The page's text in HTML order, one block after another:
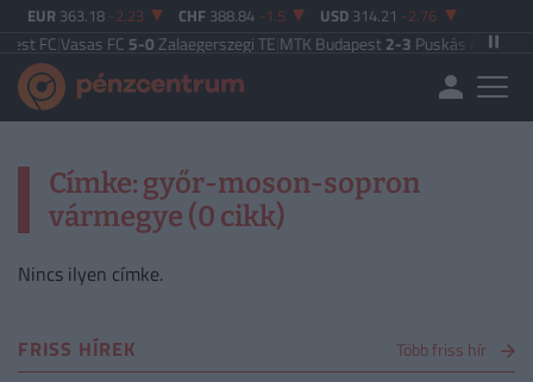
EUR 363.18 -2.23 CHF 388.84 -1.5 USD 314.21 -2.76
FC|Vasas FC5-0Zalaegerszegi TE|MTK Budapest2-3Puskás Akadémia
Címke: győr-moson-sopron
vármegye (0 cikk)
Nincs ilyen címke.
FRISS HÍREK Több friss hír